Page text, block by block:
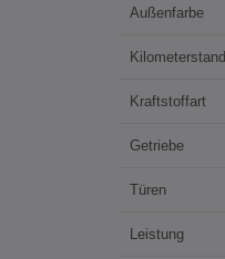
Außenfarbe
Kilometerstand
Kraftstoffart
Getriebe
Türen
Leistung